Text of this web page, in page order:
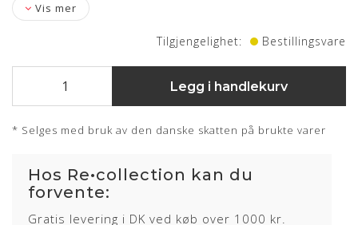
Årgang: 2007
Stand: fremstår i Pæn stand
Levering: kontakt os for estimat
Vis mer
Tilgjengelighet: Bestillingsvare
Legg i handlekurv
* Selges med bruk av den danske skatten på brukte varer
Hos Re•collection kan du
forvente:
Gratis levering i DK ved køb over 1000 kr.